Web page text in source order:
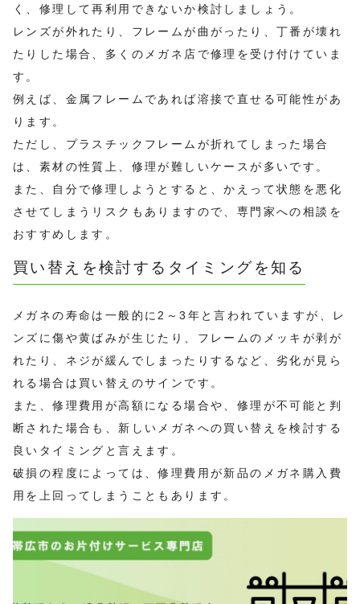
く、修理して再利用できないか検討しましょう。
レンズが外れたり、フレームが曲がったり、丁番が壊れ
たりした場合、多くのメガネ店で修理を受け付けていま
す。
例えば、金属フレームであれば溶接で直せる可能性があ
ります。
ただし、プラスチックフレームが折れてしまった場合
は、素材の性質上、修理が難しいケースが多いです。
また、自分で修理しようとすると、かえって状態を悪化
させてしまうリスクもありますので、専門家への相談を
おすすめします。
買い替えを検討するタイミングを知る
メガネの寿命は一般的に2～3年と言われていますが、レ
ンズに傷や黄ばみが生じたり、フレームのメッキが剥が
れたり、ネジが緩んでしまったりするなど、劣化が見ら
れる場合は買い替えのサインです。
また、修理費用が高額になる場合や、修理が不可能と判
断された場合も、新しいメガネへの買い替えを検討する
良いタイミングと言えます。
破損の程度によっては、修理費用が新品のメガネ購入費
用を上回ってしまうこともあります。